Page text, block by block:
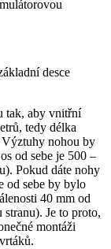
desce
tak, aby vnitřní
tedy délka
Výztuhy nohou by
od sebe je 500 –
Pokud dáte nohy
od sebe by bylo
40 mm od
Je to proto,
montáži